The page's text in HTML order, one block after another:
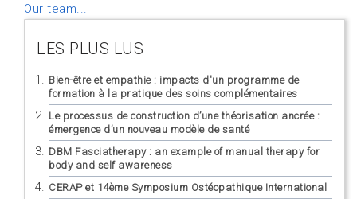
Our team...
LES PLUS LUS
Bien-être et empathie : impacts d'un programme de
formation à la pratique des soins complémentaires
Le processus de construction d’une théorisation ancrée :
émergence d’un nouveau modèle de santé
DBM Fasciatherapy : an example of manual therapy for
body and self awareness
CERAP et 14ème Symposium Ostéopathique International